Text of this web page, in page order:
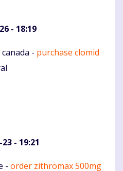
- 18:19
- purchase clomid
- 19:21
- order zithromax 500mg